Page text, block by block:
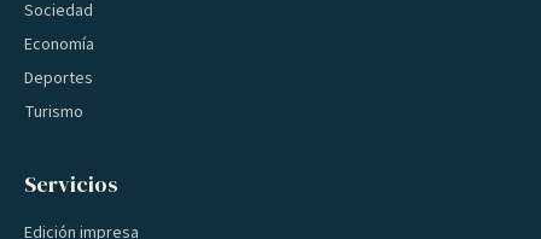
Sociedad
Economía
Deportes
Turismo
Servicios
Edición impresa